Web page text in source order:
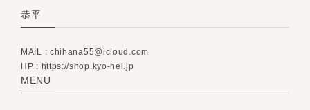
恭平
MAIL : chihana55@icloud.com
HP : https://shop.kyo-hei.jp
MENU